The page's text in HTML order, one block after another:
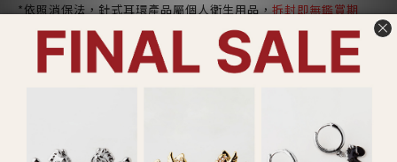
*依照消保法，針式耳環產品屬個人衛生用品， 拆封即無鑑賞期